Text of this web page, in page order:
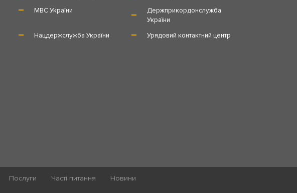
МВС України
Держприкордонслужба
України
Нацдержслужба України
Урядовий контактний центр
Послуги Часті питання Новини